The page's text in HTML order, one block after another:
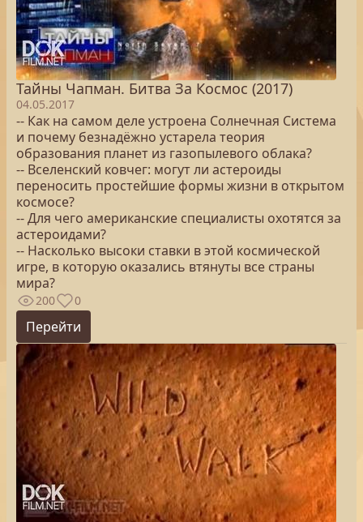
Тайны Чапман. Битва За Космос (2017)
04.05.2017
-- Как на самом деле устроена Солнечная Система
и почему безнадёжно устарела теория
образования планет из газопылевого облака?
-- Вселенский ковчег: могут ли астероиды
переносить простейшие формы жизни в открытом
космосе?
-- Для чего американские специалисты охотятся за
астероидами?
-- Насколько высоки ставки в этой космической
игре, в которую оказались втянуты все страны
мира?
200 0
Перейти